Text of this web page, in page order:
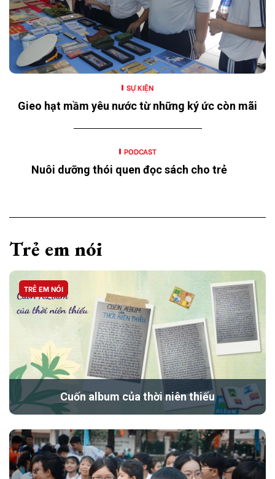
SỰ KIỆN
Gieo hạt mầm yêu nước từ những ký ức còn mãi
PODCAST
Nuôi dưỡng thói quen đọc sách cho trẻ
Trẻ em nói
TRẺ EM NÓI
Cuốn album của thời niên thiếu